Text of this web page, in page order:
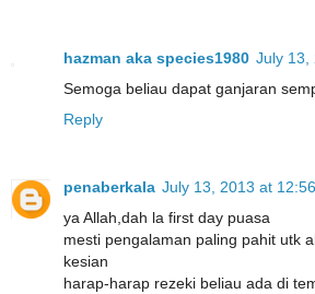
hazman aka species1980 July 13,
Semoga beliau dapat ganjaran
Reply
penaberkala July 13, 2013 at
ya Allah,dah la first day puasa
mesti pengalaman paling pahit utk
kesian
harap-harap rezeki beliau ada di